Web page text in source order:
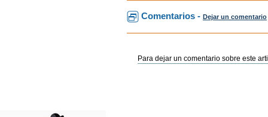
Comentarios - Dejar un comentario
Para dejar un comentario sobre este